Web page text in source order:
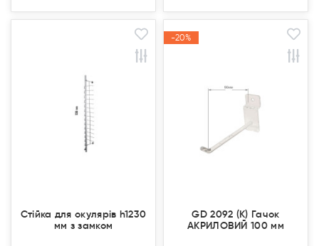
Стійка для окулярів h1230
мм з замком
-20%
-20%
GD 2092 (K) Гачок
АКРИЛОВИЙ 100 мм